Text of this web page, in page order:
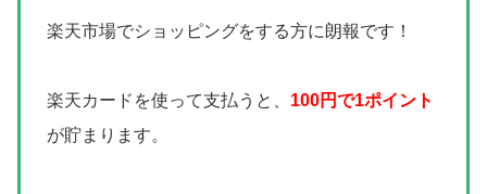
楽天市場でショッピングをする方に朗報です！
楽天カードを使って支払うと、 100円で1ポイント
が貯まります。